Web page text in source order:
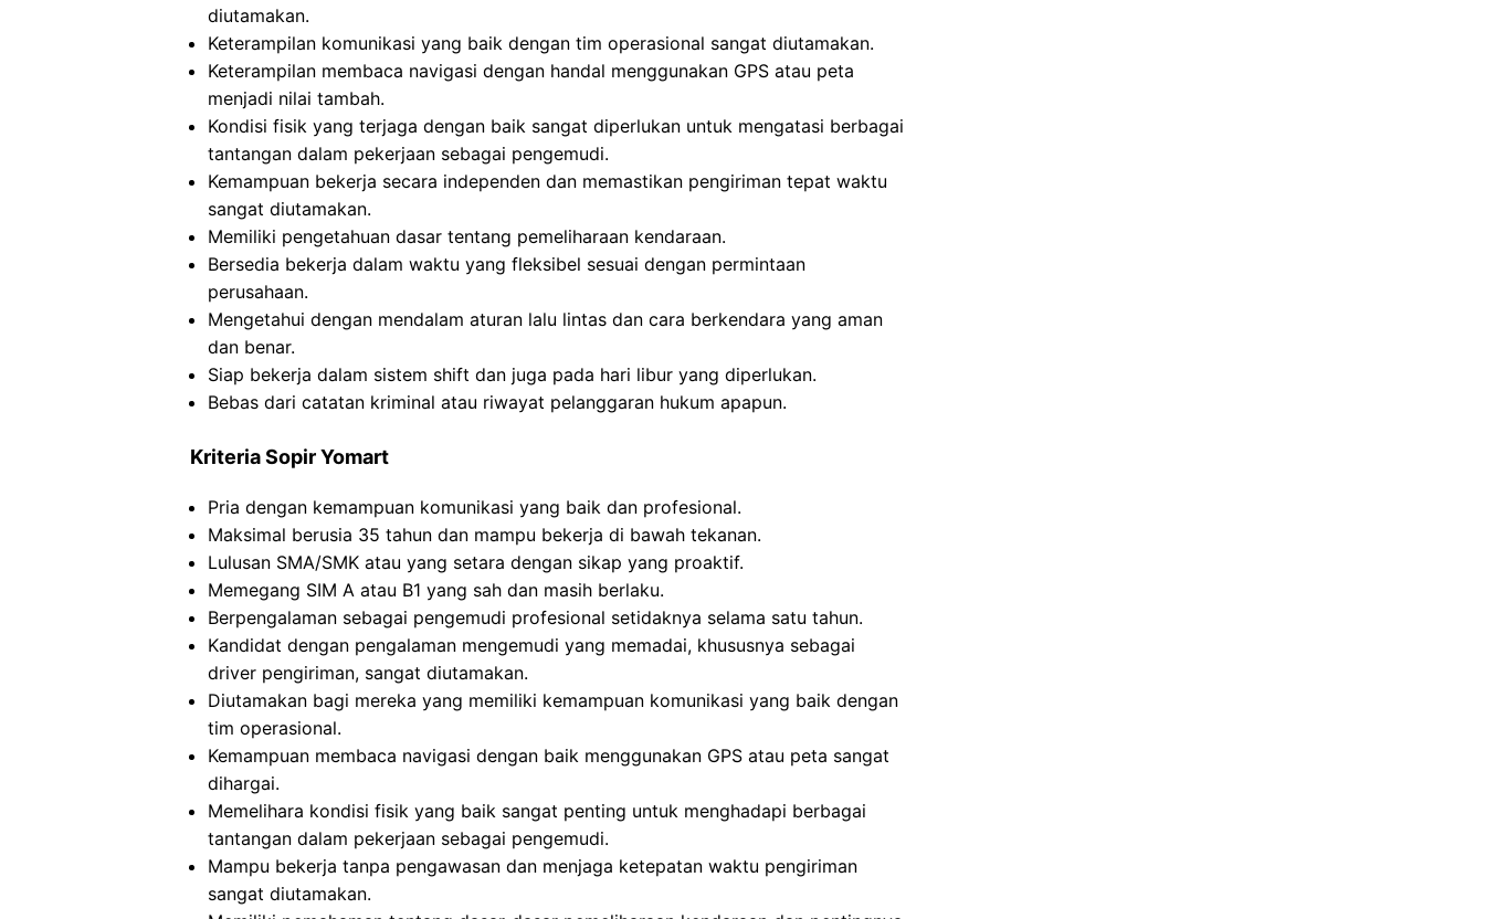
diutamakan.
Keterampilan komunikasi yang baik dengan tim operasional sangat diutamakan.
Keterampilan membaca navigasi dengan handal menggunakan GPS atau peta
menjadi nilai tambah.
Kondisi fisik yang terjaga dengan baik sangat diperlukan untuk mengatasi berbagai
tantangan dalam pekerjaan sebagai pengemudi.
Kemampuan bekerja secara independen dan memastikan pengiriman tepat waktu
sangat diutamakan.
Memiliki pengetahuan dasar tentang pemeliharaan kendaraan.
Bersedia bekerja dalam waktu yang fleksibel sesuai dengan permintaan
perusahaan.
Mengetahui dengan mendalam aturan lalu lintas dan cara berkendara yang aman
dan benar.
Siap bekerja dalam sistem shift dan juga pada hari libur yang diperlukan.
Bebas dari catatan kriminal atau riwayat pelanggaran hukum apapun.
Kriteria Sopir Yomart
Pria dengan kemampuan komunikasi yang baik dan profesional.
Maksimal berusia 35 tahun dan mampu bekerja di bawah tekanan.
Lulusan SMA/SMK atau yang setara dengan sikap yang proaktif.
Memegang SIM A atau B1 yang sah dan masih berlaku.
Berpengalaman sebagai pengemudi profesional setidaknya selama satu tahun.
Kandidat dengan pengalaman mengemudi yang memadai, khususnya sebagai
driver pengiriman, sangat diutamakan.
Diutamakan bagi mereka yang memiliki kemampuan komunikasi yang baik dengan
tim operasional.
Kemampuan membaca navigasi dengan baik menggunakan GPS atau peta sangat
dihargai.
Memelihara kondisi fisik yang baik sangat penting untuk menghadapi berbagai
tantangan dalam pekerjaan sebagai pengemudi.
Mampu bekerja tanpa pengawasan dan menjaga ketepatan waktu pengiriman
sangat diutamakan.